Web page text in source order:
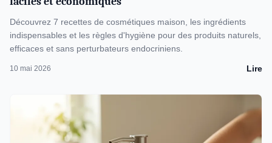
Découvrez 7 recettes de cosmétiques maison, les ingrédients
indispensables et les règles d'hygiène pour des produits naturels,
efficaces et sans perturbateurs endocriniens.
10 mai 2026 Lire